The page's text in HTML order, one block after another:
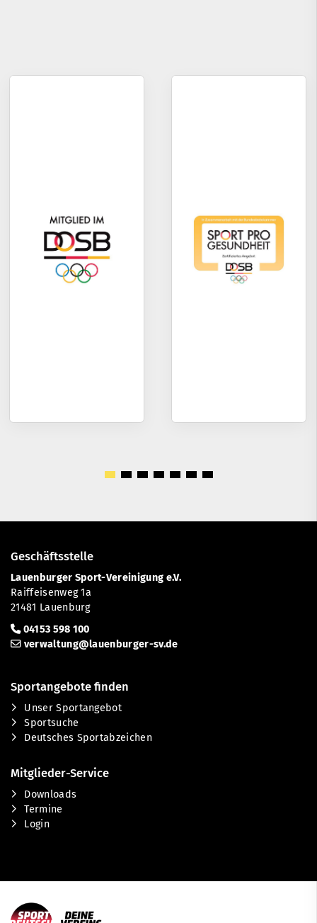
Geschäftsstelle
Lauenburger Sport-Vereinigung e.V.
Raiffeisenweg 1a
21481 Lauenburg
04153 598 100
verwaltung@lauenburger-sv.de
Sportangebote finden
Unser Sportangebot
Sportsuche
Deutsches Sportabzeichen
Mitglieder-Service
Downloads
Termine
Login